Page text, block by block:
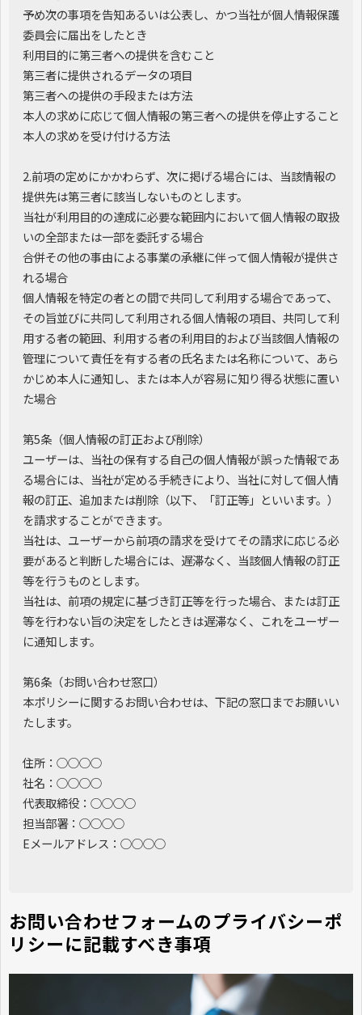
予め次の事項を告知あるいは公表し、かつ当社が個人情報保護
委員会に届出をしたとき
利用目的に第三者への提供を含むこと
第三者に提供されるデータの項目
第三者への提供の手段または方法
本人の求めに応じて個人情報の第三者への提供を停止すること
本人の求めを受け付ける方法
2.前項の定めにかかわらず、次に掲げる場合には、当該情報の
提供先は第三者に該当しないものとします。
当社が利用目的の達成に必要な範囲内において個人情報の取扱
いの全部または一部を委託する場合
合併その他の事由による事業の承継に伴って個人情報が提供さ
れる場合
個人情報を特定の者との間で共同して利用する場合であって、
その旨並びに共同して利用される個人情報の項目、共同して利
用する者の範囲、利用する者の利用目的および当該個人情報の
管理について責任を有する者の氏名または名称について、あら
かじめ本人に通知し、または本人が容易に知り得る状態に置い
た場合
第5条（個人情報の訂正および削除）
ユーザーは、当社の保有する自己の個人情報が誤った情報であ
る場合には、当社が定める手続きにより、当社に対して個人情
報の訂正、追加または削除（以下、「訂正等」といいます。）
を請求することができます。
当社は、ユーザーから前項の請求を受けてその請求に応じる必
要があると判断した場合には、遅滞なく、当該個人情報の訂正
等を行うものとします。
当社は、前項の規定に基づき訂正等を行った場合、または訂正
等を行わない旨の決定をしたときは遅滞なく、これをユーザー
に通知します。
第6条（お問い合わせ窓口）
本ポリシーに関するお問い合わせは、下記の窓口までお願いい
たします。
住所：○○○○
社名：○○○○
代表取締役：○○○○
担当部署：○○○○
Eメールアドレス：○○○○
お問い合わせフォームのプライバシーポ
リシーに記載すべき事項